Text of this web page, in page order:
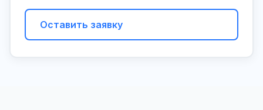
Оставить заявку